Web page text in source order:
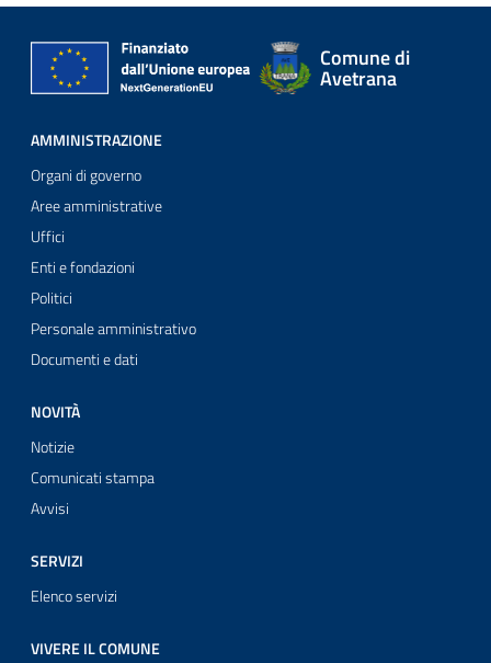
Comune di
Avetrana
AMMINISTRAZIONE
Organi di governo
Aree amministrative
Uffici
Enti e fondazioni
Politici
Personale amministrativo
Documenti e dati
NOVITÀ
Notizie
Comunicati stampa
Avvisi
SERVIZI
Elenco servizi
VIVERE IL COMUNE